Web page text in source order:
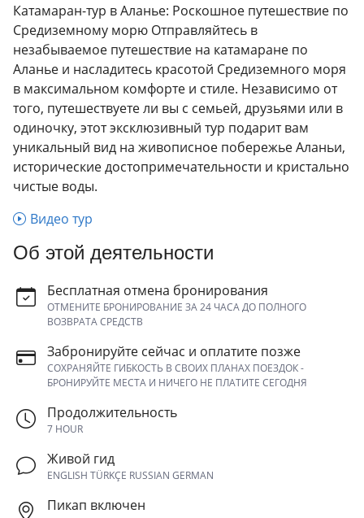
Катамаран-тур в Аланье: Роскошное путешествие по
Средиземному морю Отправляйтесь в
незабываемое путешествие на катамаране по
Аланье и насладитесь красотой Средиземного моря
в максимальном комфорте и стиле. Независимо от
того, путешествуете ли вы с семьей, друзьями или в
одиночку, этот эксклюзивный тур подарит вам
уникальный вид на живописное побережье Аланьи,
исторические достопримечательности и кристально
чистые воды.
Видео тур
Об этой деятельности
Бесплатная отмена бронирования
ОТМЕНИТЕ БРОНИРОВАНИЕ ЗА 24 ЧАСА ДО ПОЛНОГО
ВОЗВРАТА СРЕДСТВ
Забронируйте сейчас и оплатите позже
СОХРАНЯЙТЕ ГИБКОСТЬ В СВОИХ ПЛАНАХ ПОЕЗДОК -
БРОНИРУЙТЕ МЕСТА И НИЧЕГО НЕ ПЛАТИТЕ СЕГОДНЯ
Продолжительность
7 HOUR
Живой гид
ENGLISH TÜRKÇE RUSSIAN GERMAN
Пикап включен